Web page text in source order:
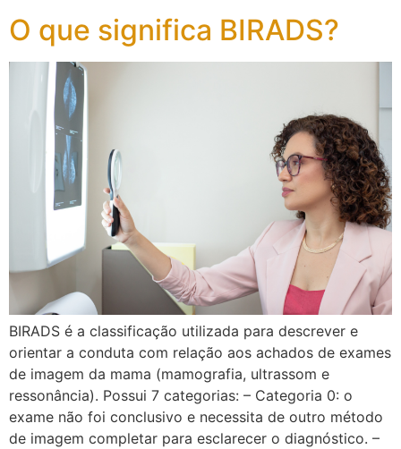
O que significa BIRADS?
BIRADS é a classificação utilizada para descrever e
orientar a conduta com relação aos achados de exames
de imagem da mama (mamografia, ultrassom e
ressonância). Possui 7 categorias: – Categoria 0: o
exame não foi conclusivo e necessita de outro método
de imagem completar para esclarecer o diagnóstico. –